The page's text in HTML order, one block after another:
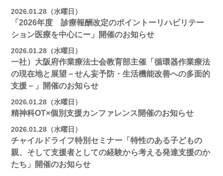
2026.01.28（水曜日）
「2026年度 診療報酬改定のポイントーリハビリテー
ション医療を中心にー」開催のお知らせ
2026.01.28（水曜日）
一社）大阪府作業療法士会教育部主催「循環器作業療法
の現在地と展望－せん妄予防・生活機能改善への多面的
支援－」開催のお知らせ
2026.01.28（水曜日）
精神科OT×個別支援カンファレンス開催のお知らせ
2026.01.28（水曜日）
チャイルドライフ特別セミナー「特性のある子どもの
親、そして支援者としての経験から考える発達支援のか
たち」開催のお知らせ